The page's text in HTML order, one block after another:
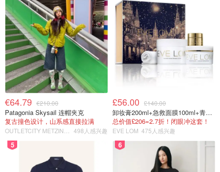
€64.79 €210.00
Patagonia Skysail 连帽夹克
复古撞色设计，山系感直接拉满
498人感兴趣
£56.00 £140.00
卸妆膏200ml+急救面膜100ml+青春面霜15ml
总价值£206=2.7折！闭眼冲这套！
EVE LOM 475人感兴趣
5 6